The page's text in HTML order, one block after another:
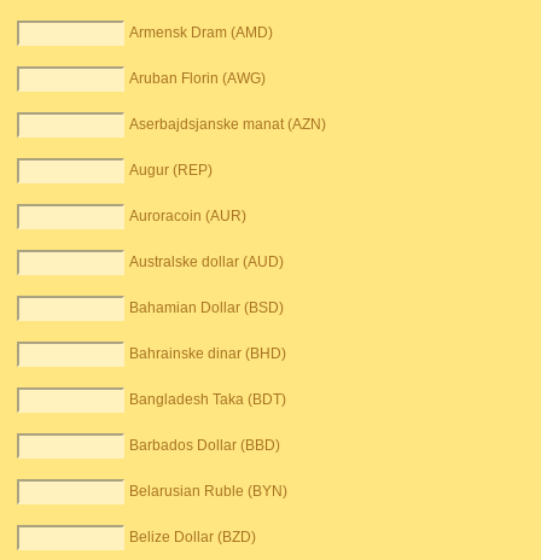
Armensk Dram (AMD)
Aruban Florin (AWG)
Aserbajdsjanske manat (AZN)
Augur (REP)
Auroracoin (AUR)
Australske dollar (AUD)
Bahamian Dollar (BSD)
Bahrainske dinar (BHD)
Bangladesh Taka (BDT)
Barbados Dollar (BBD)
Belarusian Ruble (BYN)
Belize Dollar (BZD)